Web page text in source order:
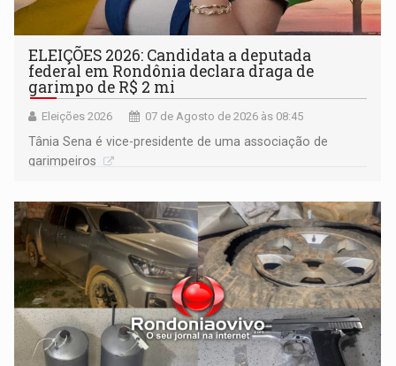
ELEIÇÕES 2026: Candidata a deputada
federal em Rondônia declara draga de
garimpo de R$ 2 mi
Eleições 2026 07 de Agosto de 2026 às 08:45
Tânia Sena é vice-presidente de uma associação de
garimpeiros